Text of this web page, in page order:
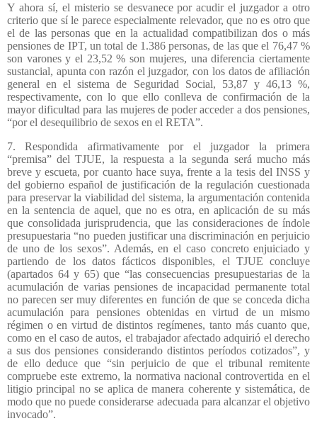
Y ahora sí, el misterio se desvanece por acudir el juzgador a otro
criterio que sí le parece especialmente relevador, que no es otro que
el de las personas que en la actualidad compatibilizan dos o más
pensiones de IPT, un total de 1.386 personas, de las que el 76,47 %
son varones y el 23,52 % son mujeres, una diferencia ciertamente
sustancial, apunta con razón el juzgador, con los datos de afiliación
general en el sistema de Seguridad Social, 53,87 y 46,13 %,
respectivamente, con lo que ello conlleva de confirmación de la
mayor dificultad para las mujeres de poder acceder a dos pensiones,
“por el desequilibrio de sexos en el RETA”.
7. Respondida afirmativamente por el juzgador la primera
“premisa” del TJUE, la respuesta a la segunda será mucho más
breve y escueta, por cuanto hace suya, frente a la tesis del INSS y
del gobierno español de justificación de la regulación cuestionada
para preservar la viabilidad del sistema, la argumentación contenida
en la sentencia de aquel, que no es otra, en aplicación de su más
que consolidada jurisprudencia, que las consideraciones de índole
presupuestaria “no pueden justificar una discriminación en perjuicio
de uno de los sexos”. Además, en el caso concreto enjuiciado y
partiendo de los datos fácticos disponibles, el TJUE concluye
(apartados 64 y 65) que “las consecuencias presupuestarias de la
acumulación de varias pensiones de incapacidad permanente total
no parecen ser muy diferentes en función de que se conceda dicha
acumulación para pensiones obtenidas en virtud de un mismo
régimen o en virtud de distintos regímenes, tanto más cuanto que,
como en el caso de autos, el trabajador afectado adquirió el derecho
a sus dos pensiones considerando distintos períodos cotizados”, y
de ello deduce que “sin perjuicio de que el tribunal remitente
compruebe este extremo, la normativa nacional controvertida en el
litigio principal no se aplica de manera coherente y sistemática, de
modo que no puede considerarse adecuada para alcanzar el objetivo
invocado”.